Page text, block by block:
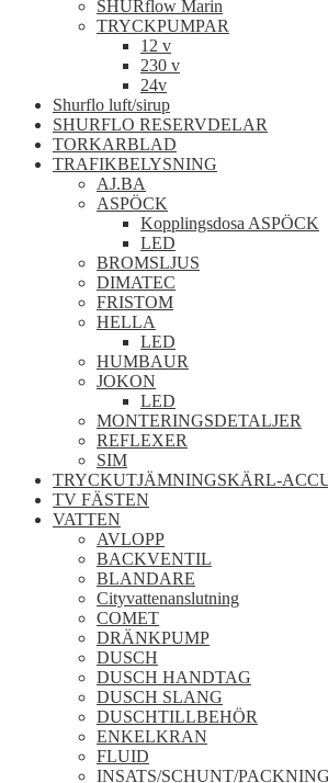
SHURflow Marin
TRYCKPUMPAR
12 v
230 v
24v
Shurflo luft/sirup
SHURFLO RESERVDELAR
TORKARBLAD
TRAFIKBELYSNING
AJ.BA
ASPÖCK
Kopplingsdosa ASPÖCK
LED
BROMSLJUS
DIMATEC
FRISTOM
HELLA
LED
HUMBAUR
JOKON
LED
MONTERINGSDETALJER
REFLEXER
SIM
TRYCKUTJÄMNINGSKÄRL-
TV FÄSTEN
VATTEN
AVLOPP
BACKVENTIL
BLANDARE
Cityvattenanslutning
COMET
DRÄNKPUMP
DUSCH
DUSCH HANDTAG
DUSCH SLANG
DUSCHTILLBEHÖR
ENKELKRAN
FLUID
INSATS/SCHUNT/PACKNING